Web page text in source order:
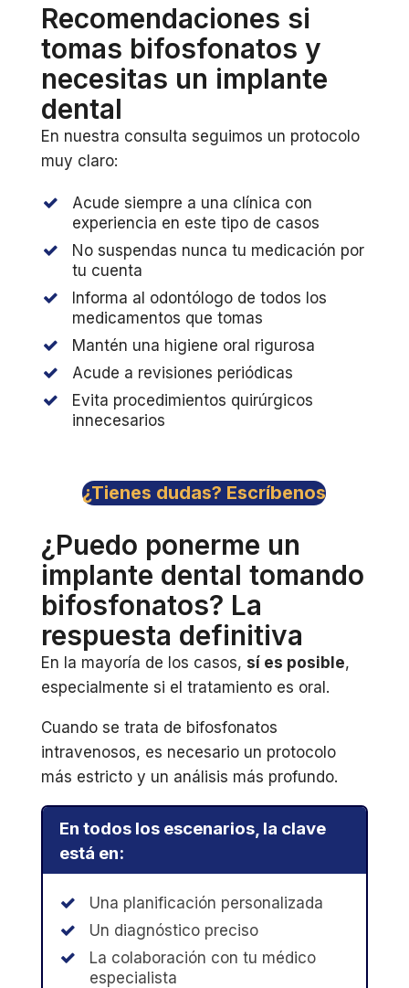
Recomendaciones si
tomas bifosfonatos y
necesitas un implante
dental
En nuestra consulta seguimos un protocolo
muy claro:
Acude siempre a una clínica con
experiencia en este tipo de casos
No suspendas nunca tu medicación por
tu cuenta
Informa al odontólogo de todos los
medicamentos que tomas
Mantén una higiene oral rigurosa
Acude a revisiones periódicas
Evita procedimientos quirúrgicos
innecesarios
¿Tienes dudas? Escríbenos
¿Puedo ponerme un
implante dental tomando
bifosfonatos? La
respuesta definitiva
En la mayoría de los casos, sí es posible,
especialmente si el tratamiento es oral.
Cuando se trata de bifosfonatos
intravenosos, es necesario un protocolo
más estricto y un análisis más profundo.
En todos los escenarios, la clave
está en:
Una planificación personalizada
Un diagnóstico preciso
La colaboración con tu médico
especialista